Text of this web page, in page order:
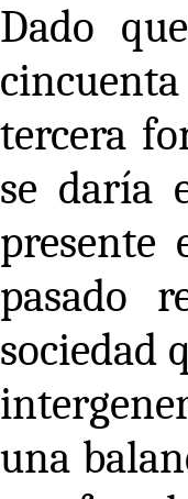
Dado
tercera
se daría
presente
pasado
sociedad
una